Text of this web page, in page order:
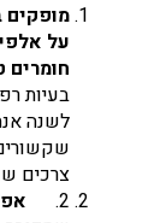
מופקים
על
חומרים
בעיות
לשנה
צרכים
2. ‏‏